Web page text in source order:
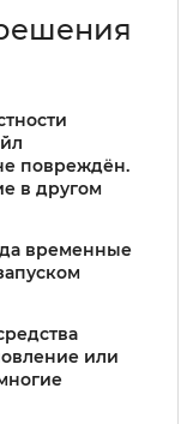
повреждён.
в другом
временные
или